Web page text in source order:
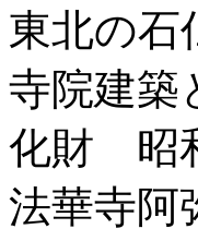
東北の
寺院建築
化財 昭
法華寺